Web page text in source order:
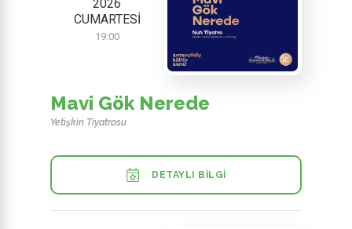
2026
CUMARTESI
19:00
Mavi Gök Nerede
Yetişkin Tiyatrosu
DETAYLI BILGI